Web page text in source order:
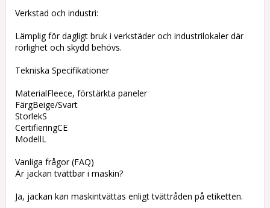
Verkstad och industri:
Lämplig för dagligt bruk i verkstäder och industrilokaler där
rörlighet och skydd behövs.
Tekniska Specifikationer
MaterialFleece, förstärkta paneler
FärgBeige/Svart
StorlekS
CertifieringCE
ModellL
Vanliga frågor (FAQ)
Är jackan tvättbar i maskin?
Ja, jackan kan maskintvättas enligt tvättråden på etiketten.